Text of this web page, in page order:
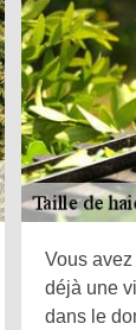
Vous
déjà une
dans le